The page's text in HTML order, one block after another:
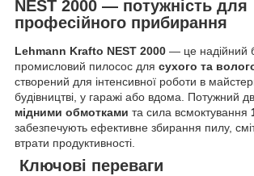
NEST 2000 — потужність для
професійного прибирання
Lehmann Krafto NEST 2000 — це надійний
промисловий пилосос для сухого та
створений для інтенсивної роботи в
будівництві, у гаражі або вдома. Потужний
мідними обмотками та сила всмоктування
забезпечують ефективне збирання пилу,
втрати продуктивності.
Ключові переваги